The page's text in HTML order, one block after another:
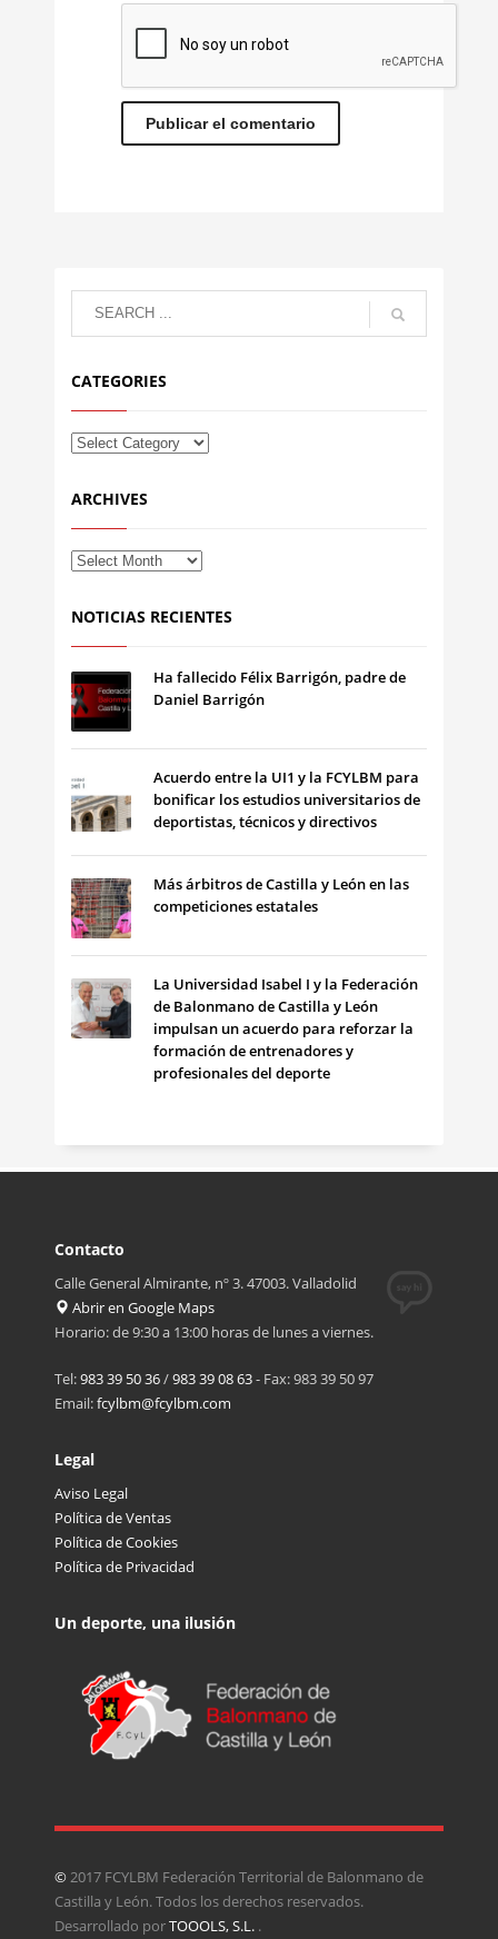
CATEGORIES
ARCHIVES
NOTICIAS RECIENTES
Ha fallecido Félix Barrigón, padre de
Daniel Barrigón
Acuerdo entre la UI1 y la FCYLBM para
bonificar los estudios universitarios de
deportistas, técnicos y directivos
Más árbitros de Castilla y León en las
competiciones estatales
La Universidad Isabel I y la Federación
de Balonmano de Castilla y León
impulsan un acuerdo para reforzar la
formación de entrenadores y
profesionales del deporte
Contacto
Calle General Almirante, nº 3. 47003. Valladolid
Abrir en Google Maps
Horario: de 9:30 a 13:00 horas de lunes a viernes.
Tel:983 39 50 36/983 39 08 63- Fax: 983 39 50 97
Email:fcylbm@fcylbm.com
Legal
Aviso Legal
Política de Ventas
Política de Cookies
Política de Privacidad
Un deporte, una ilusión
©2017 FCYLBM Federación Territorial de Balonmano de
Castilla y León. Todos los derechos reservados.
Desarrollado porTOOOLS, S.L. .